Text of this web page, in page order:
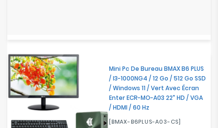
Mini Pc De Bureau BMAX B6 PLUS
/ I3-1000NG4 / 12 Go / 512 Go SSD
/ Windows 11 / Vert Avec Écran
Enter ECR-MO-A03 22" HD / VGA
/ HDMI / 60 Hz
[BMAX-B6PLUS-A03-CS]